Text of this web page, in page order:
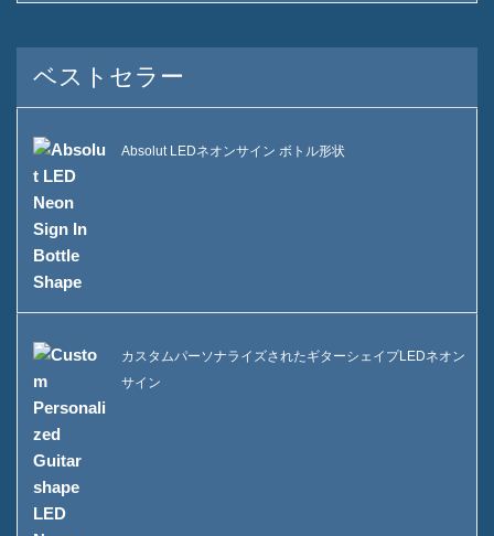
持続可能性
私たちのチーム
カタログ
事件
ケースE LEDスクーアアイス
ケースD X形状レジンディスプ
レイ
ケースC ローリングアイスク
ーラー
ベストセラー
Absolut LEDネオンサイン ボトル形状
カスタムパーソナライズされたギターシェイプLEDネオン
サイン